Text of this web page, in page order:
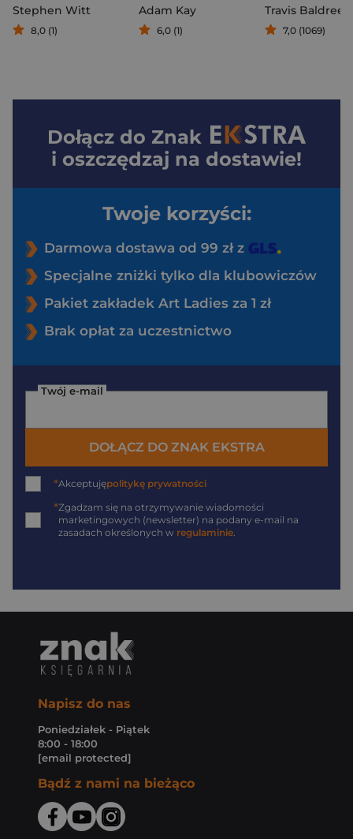
Stephen Witt
8,0 (1)
Adam Kay
6,0 (1)
Travis Baldree
7,0 (1069)
Dołącz do Znak
i oszczędzaj na dostawie!
Twoje korzyści:
Darmowa dostawa od 99 zł z
Specjalne zniżki tylko dla klubowiczów
Pakiet zakładek Art Ladies za 1 zł
Brak opłat za uczestnictwo
Twój e-mail
DOŁĄCZ DO ZNAK EKSTRA
*Akceptujępolitykę prywatności
*Zgadzam się na otrzymywanie wiadomości
marketingowych (newsletter) na podany e-mail na
zasadach określonych w regulaminie
Napisz do nas
Poniedziałek - Piątek
8:00 - 18:00
[email protected]
Bądź z nami na bieżąco